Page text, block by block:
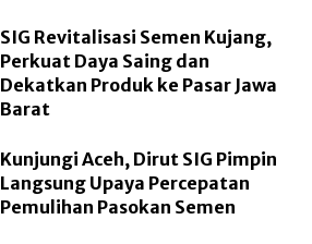
SIG Revitalisasi Semen Kujang,
Perkuat Daya Saing dan
Dekatkan Produk ke Pasar Jawa
Barat
Kunjungi Aceh, Dirut SIG Pimpin
Langsung Upaya Percepatan
Pemulihan Pasokan Semen